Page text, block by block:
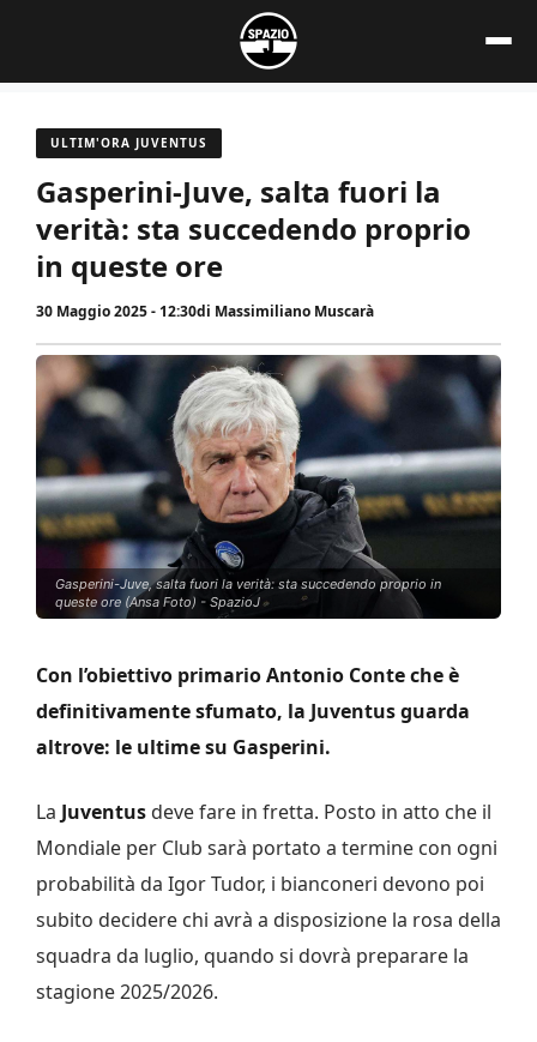
contenuto
ULTIM'ORA JUVENTUS
Gasperini-Juve, salta fuori la
verità: sta succedendo proprio
in queste ore
30 Maggio 2025 - 12:30di Massimiliano Muscarà
Gasperini-Juve, salta fuori la verità: sta succedendo proprio in
queste ore (Ansa Foto) - SpazioJ
Con l’obiettivo primario Antonio Conte che è
definitivamente sfumato, la Juventus guarda
altrove: le ultime su Gasperini.
La Juventus deve fare in fretta. Posto in atto che il
Mondiale per Club sarà portato a termine con ogni
probabilità da Igor Tudor, i bianconeri devono poi
subito decidere chi avrà a disposizione la rosa della
squadra da luglio, quando si dovrà preparare la
stagione 2025/2026.